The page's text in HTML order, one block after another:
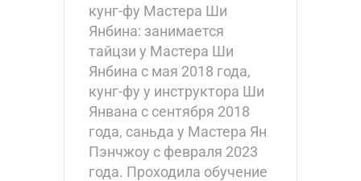
кунг-фу Мастера Ши
Янбина: занимается
тайцзи у Мастера Ши
Янбина с мая 2018 года,
кунг-фу у инструктора Ши
Янвана с сентября 2018
года, саньда у Мастера Ян
Пэнчжоу с февраля 2023
года. Проходила обучение